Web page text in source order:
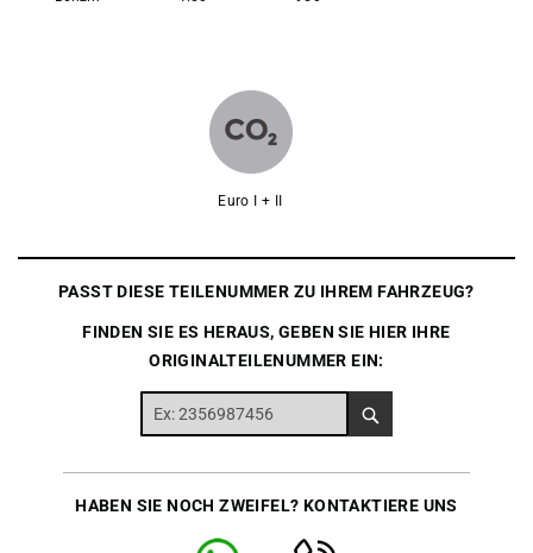
Euro I + II
PASST DIESE TEILENUMMER ZU IHREM FAHRZEUG?
FINDEN SIE ES HERAUS, GEBEN SIE HIER IHRE
ORIGINALTEILENUMMER EIN:
HABEN SIE NOCH ZWEIFEL? KONTAKTIERE UNS